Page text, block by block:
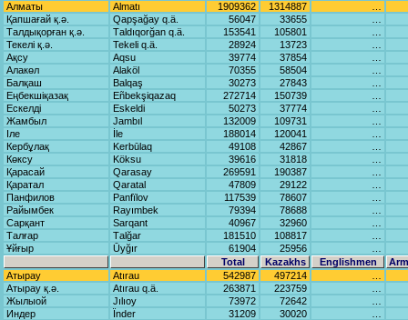
Алматы
Almаtı 1909362 1314887
Қапшағай қ.ә.
Qаpşаğаy q.ä. 56047 33655
Талдықорған қ.ә.
Tаldıqorğаn q.ä. 153541 105801
Текелі қ.ә.
Tekeli q.ä. 28924 13723
Ақсу
Aqsu 39774 37854
Алакөл
Alаköl 70355 58504
Балқаш
Bаlqаş 30273 27843
Еңбекшіқазақ
Eñbekşiqаzаq 272714 150739
Ескелді
Eskeldi 50273 37774
Жамбыл
Jаmbıl 132009 109731
Іле
İle 188014 120041
Кербұлақ
Kerbūlаq 49108 42867
Көксу
Köksu 39616 31818
Қарасай
Qаrаsаy 269591 190387
Қаратал
Qаrаtаl 47809 29122
Панфилов
Pаnfïlov 117539 78607
Райымбек
Rаyımbek 79394 78688
Сарқант
Sаrqаnt 40967 32960
Талғар
Tаlğаr 181510 108817
Ұйғыр
Ūyğır 61904 25956
Total
Kazakhs Englishmen
Атырау
Atırаu 542987 497214
Атырау қ.ә.
Atırаu q.ä. 263871 223759
Жылыой
Jılıoy 73972 72642
Индер
Ïnder 31209 30020